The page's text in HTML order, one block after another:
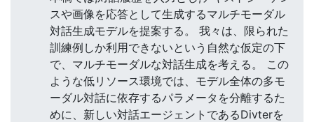
スや画像を応答として生成するマルチモーダル
対話生成モデルを提案する。 我々は、限られた
訓練例しか利用できないという自然な仮定の下
で、マルチモーダルな対話生成を考える。 この
ような低リソース環境では、モデル全体の多モ
ーダル対話に依存するパラメータを分離するた
めに、新しい対話エージェントであるDivterを